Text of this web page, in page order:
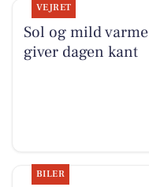
VEJRET
Sol og mild varme
giver dagen kant
BILER